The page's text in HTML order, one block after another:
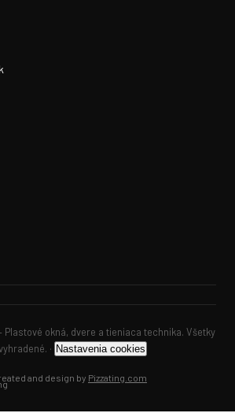
okná, dvere a tieniaca technika. Všetky
· Nastavenia cookies
and design by Pizzating.com